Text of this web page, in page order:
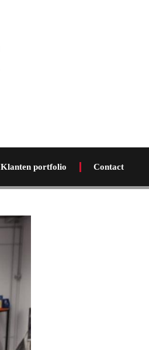
Klanten portfolio Contact